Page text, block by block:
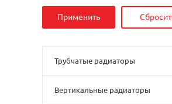
Трубчатые радиаторы
Вертикальные радиаторы